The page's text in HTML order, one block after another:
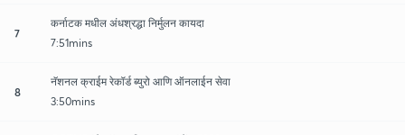
7
कर्नाटक मधील अंधश्रद्धा निर्मुलन कायदा
7:51mins
8
नॅशनल क्राईम रेकॉर्ड ब्युरो आणि ऑनलाईन सेवा
3:50mins